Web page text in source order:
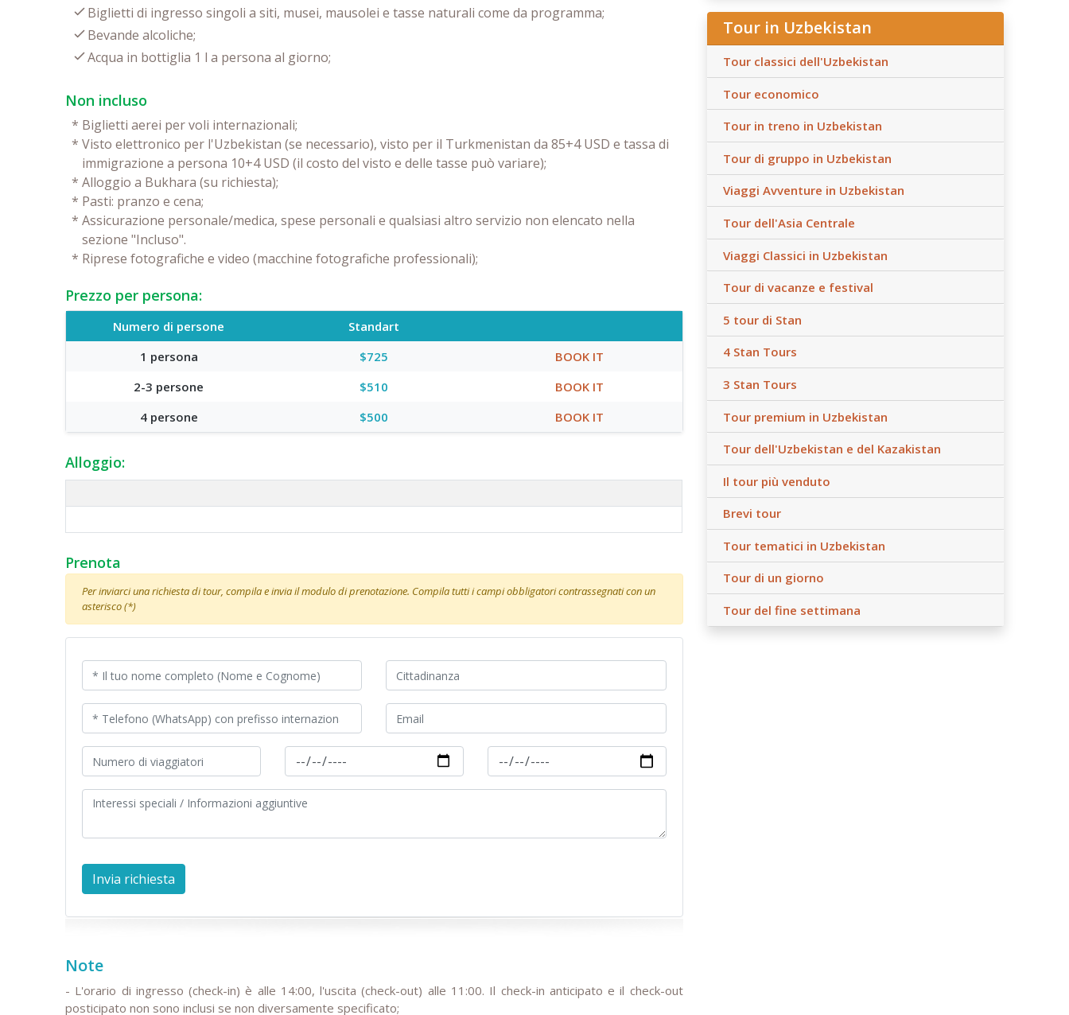
Biglietti di ingresso singoli a siti, musei, mausolei e tasse naturali come da programma;
Bevande alcoliche;
Acqua in bottiglia 1 l a persona al giorno;
Non incluso
* Biglietti aerei per voli internazionali;
* Visto elettronico per l'Uzbekistan (se necessario), visto per il Turkmenistan da 85+4 USD e tassa di
immigrazione a persona 10+4 USD (il costo del visto e delle tasse può variare);
* Alloggio a Bukhara (su richiesta);
* Pasti: pranzo e cena;
* Assicurazione personale/medica, spese personali e qualsiasi altro servizio non elencato nella
sezione "Incluso".
* Riprese fotografiche e video (macchine fotografiche professionali);
Prezzo per persona:
Numero di persone
Standart
1 persona
$725
BOOK IT
2-3 persone
$510
BOOK IT
4 persone
$500 BOOK IT
Alloggio:
Prenota
Per inviarci una richiesta di tour, compila e invia il modulo di prenotazione. Compila tutti i campi obbligatori contrassegnati con un
asterisco (*)
Note
- L'orario di ingresso (check-in) è alle 14:00, l'uscita (check-out) alle 11:00. Il check-in anticipato e il check-out
posticipato non sono inclusi se non diversamente specificato;
Tour in Uzbekistan
Tour classici dell'Uzbekistan
Tour economico
Tour in treno in Uzbekistan
Tour di gruppo in Uzbekistan
Viaggi Avventure in Uzbekistan
Tour dell'Asia Centrale
Viaggi Classici in Uzbekistan
Tour di vacanze e festival
5 tour di Stan
4 Stan Tours
3 Stan Tours
Tour premium in Uzbekistan
Tour dell'Uzbekistan e del Kazakistan
Il tour più venduto
Brevi tour
Tour tematici in Uzbekistan
Tour di un giorno
Tour del fine settimana